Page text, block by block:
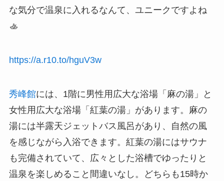
な気分で温泉に入れるなんて、ユニークですよね
🚣
https://a.r10.to/hguV3w
秀峰館には、1階に男性用広大な浴場「麻の湯」と
女性用広大な浴場「紅葉の湯」があります。麻の
湯には半露天ジェットバス風呂があり、自然の風
を感じながら入浴できます。紅葉の湯にはサウナ
も完備されていて、広々とした浴槽でゆったりと
温泉を楽しめること間違いなし。どちらも15時か